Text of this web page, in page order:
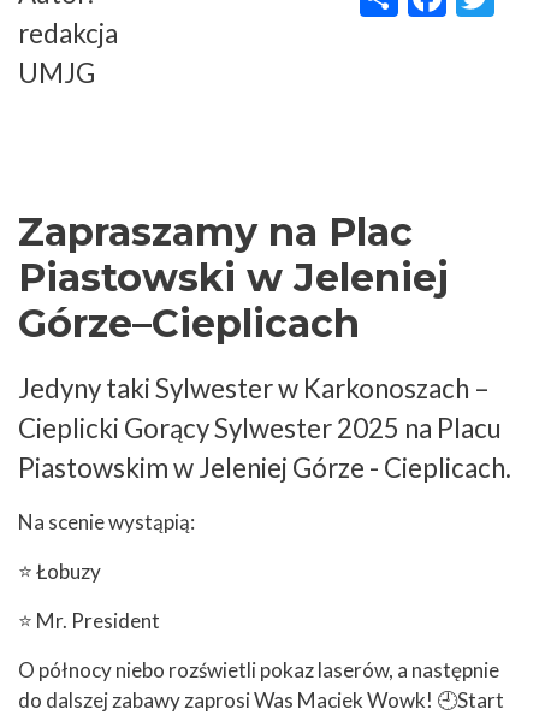
redakcja
UMJG
Zapraszamy na Plac
Piastowski w Jeleniej
Górze–Cieplicach
Jedyny taki Sylwester w Karkonoszach –
Cieplicki Gorący Sylwester 2025 na Placu
Piastowskim w Jeleniej Górze - Cieplicach.
Na scenie wystąpią:
⭐️ Łobuzy
⭐️ Mr. President
O północy niebo rozświetli pokaz laserów, a następnie
do dalszej zabawy zaprosi Was Maciek Wowk! 🕘Start